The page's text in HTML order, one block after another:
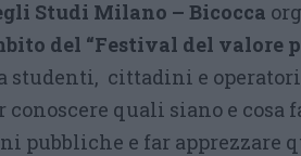
Studi Milano – Bicocca
del “Festival del valore
studenti, cittadini e
conoscere quali siano e cosa
pubbliche e far apprezzare